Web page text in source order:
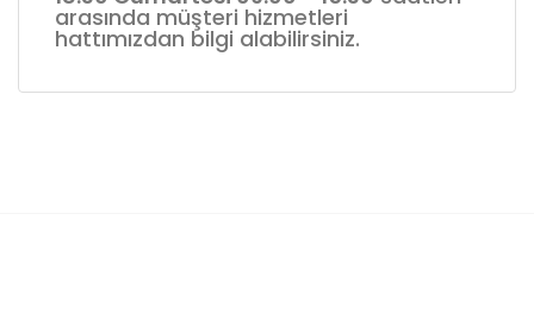
arasında müşteri hizmetleri
hattımızdan bilgi alabilirsiniz.